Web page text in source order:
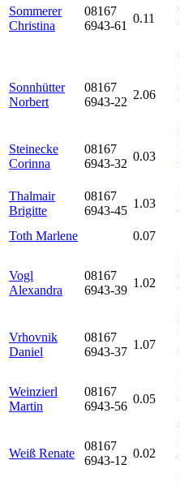
Sommerer
Christina
08167
6943-61
0.11
Sonnhütter
Norbert
08167
6943-22
2.06
Steinecke
Corinna
08167
6943-32
0.03
Thalmair
Brigitte
08167
6943-45
1.03
Toth Marlene
0.07
Vogl
Alexandra
08167
6943-39
1.02
Vrhovnik
Daniel
08167
6943-37
1.07
Weinzierl
Martin
08167
6943-56
0.05
Weiß Renate
08167
6943-12
0.02